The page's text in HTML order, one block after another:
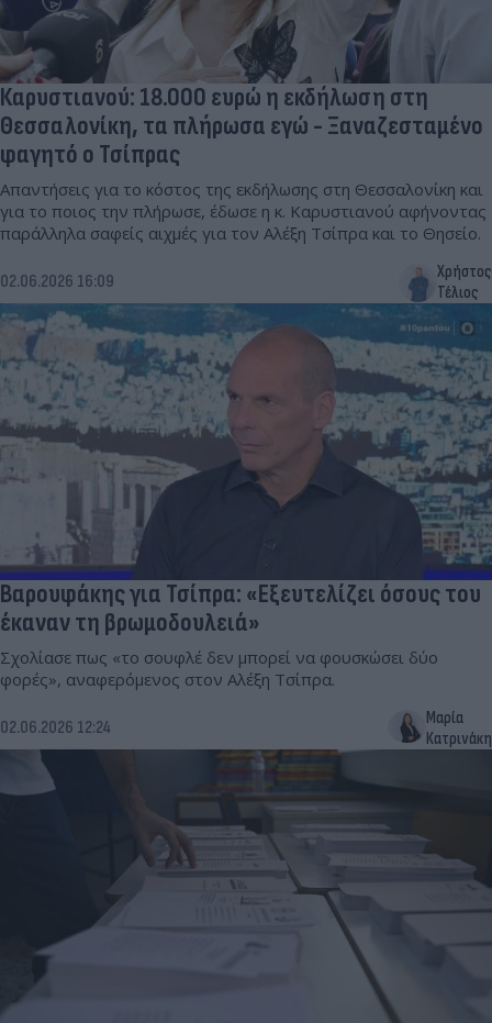
Καρυστιανού: 18.000 ευρώ η εκδήλωση στη
Θεσσαλονίκη, τα πλήρωσα εγώ - Ξαναζεσταμένο
φαγητό ο Τσίπρας
Απαντήσεις για το κόστος της εκδήλωσης στη Θεσσαλονίκη και
για το ποιος την πλήρωσε, έδωσε η κ. Καρυστιανού αφήνοντας
παράλληλα σαφείς αιχμές για τον Αλέξη Τσίπρα και το Θησείο.
02.06.2026 16:09
Χρήστος
Τέλιος
Βαρουφάκης για Τσίπρα: «Εξευτελίζει όσους του
έκαναν τη βρωμοδουλειά»
Σχολίασε πως «το σουφλέ δεν μπορεί να φουσκώσει δύο
φορές», αναφερόμενος στον Αλέξη Τσίπρα.
02.06.2026 12:24
Μαρία
Κατρινάκη